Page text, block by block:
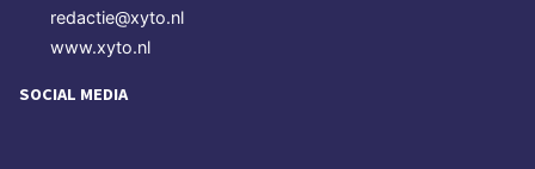
redactie@xyto.nl
www.xyto.nl
SOCIAL MEDIA